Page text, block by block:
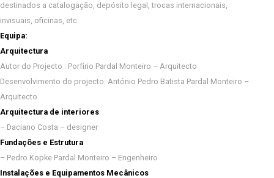
destinados a catalogação, depósito legal, trocas internacionais,
invisuais, oficinas, etc.
Equipa:
Arquitectura
Autor do Projecto : Porfírio Pardal Monteiro – Arquitecto
Desenvolvimento do projecto: António Pedro Batista Pardal Monteiro –
Arquitecto
Arquitectura de interiores
– Daciano Costa – designer
Fundações e Estrutura
– Pedro Kopke Pardal Monteiro – Engenheiro
Instalações e Equipamentos Mecânicos